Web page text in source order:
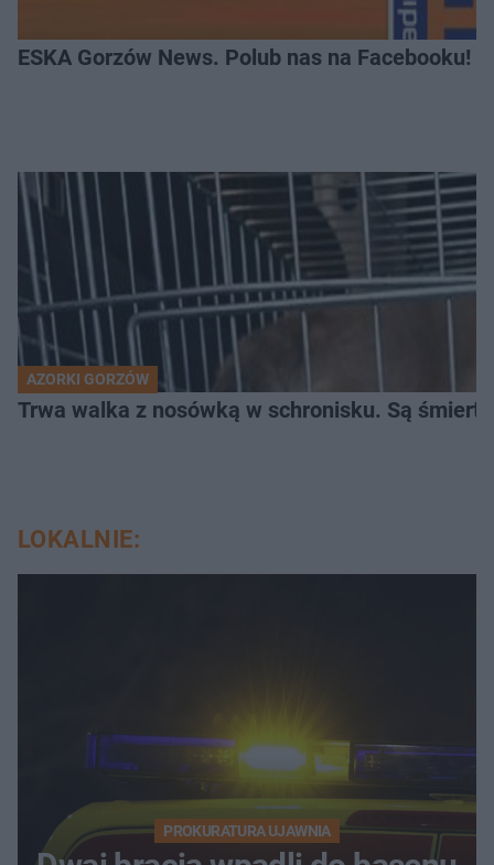
ESKA Gorzów News. Polub nas na Facebooku!
AZORKI GORZÓW
Trwa walka z nosówką w schronisku. Są
LOKALNIE:
PROKURATURA UJAWNIA